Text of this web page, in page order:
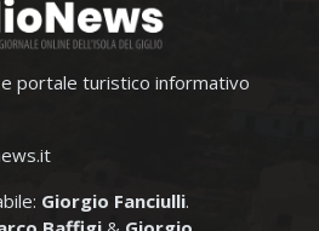
portale turistico informativo
Giorgio Fanciulli.